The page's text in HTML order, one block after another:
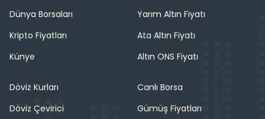
Dünya Borsaları
Kripto Fiyatları
Künye
Yarım Altın Fiyatı
Ata Altın Fiyatı
Altın ONS Fiyatı
Döviz Kurları
Döviz Çevirici
Canlı Borsa
Gümüş Fiyatları